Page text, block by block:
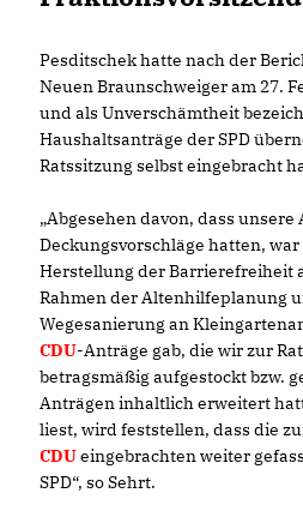
Pesditschek hatte nach der
Neuen Braunschweiger am 27.
und als Unverschämtheit
Haushaltsanträge der SPD
Ratssitzung selbst eingebracht
Abgesehen davon, dass unsere
Deckungsvorschläge hatten, war
Herstellung der Barrierefreiheit
Rahmen der Altenhilfeplanung
Wegesanierung an
CDU-Anträge gab, die wir zur
betragsmäßig aufgestockt bzw.
Anträgen inhaltlich erweitert
liest, wird feststellen, dass die
CDUeingebrachten weiter
SPD“, so Sehrt.